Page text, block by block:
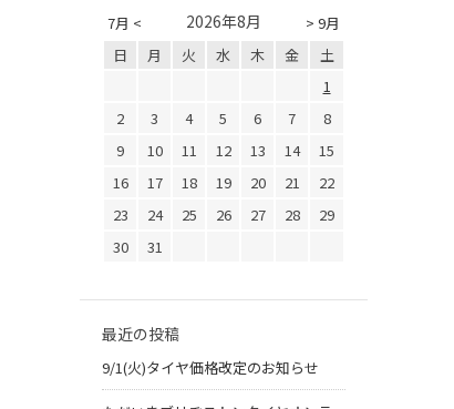
7月 < > 9月
2026年8月
日 月 火 水 木 金
土
1
2
3 4 5 6 7
8
9
10 11 12 13 14
15
16
17 18 19 20 21
22
23
24 25 26 27 28
29
30
31
最近の投稿
9/1(火)タイヤ価格改定のお知らせ